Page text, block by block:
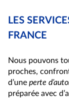
LES
FRANCE
Nous pouvons
proches,
d’une perte
préparée avec